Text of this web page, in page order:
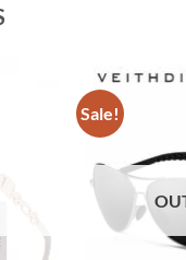
Sale!